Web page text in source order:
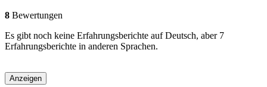
8 Bewertungen
Es gibt noch keine Erfahrungsberichte auf Deutsch, aber 7
Erfahrungsberichte in anderen Sprachen.
Anzeigen